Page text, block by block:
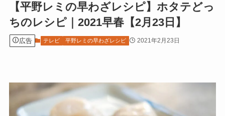
【平野レミの早わざレシピ】ホタテどっ
ちのレシピ｜2021早春【2月23日】
広告 テレビ 平野レミの早わざレシピ 2021年2月23日